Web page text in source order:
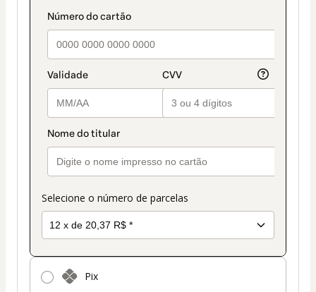
Selecione o número de parcelas
Pix
pagamento